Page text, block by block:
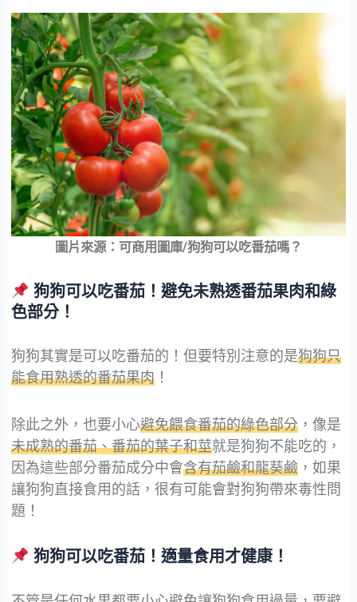
圖片來源：可商用圖庫/狗狗可以吃番茄嗎？
狗狗可以吃番茄！避免未熟透番茄果肉和綠
色部分！
狗狗其實是可以吃番茄的！但要特別注意的是狗狗只
能食用熟透的番茄果肉！
除此之外，也要小心避免餵食番茄的綠色部分，像是
未成熟的番茄、番茄的葉子和莖就是狗狗不能吃的，
因為這些部分番茄成分中會含有茄鹼和龍葵鹼，如果
讓狗狗直接食用的話，很有可能會對狗狗帶來毒性問
題！
狗狗可以吃番茄！適量食用才健康！